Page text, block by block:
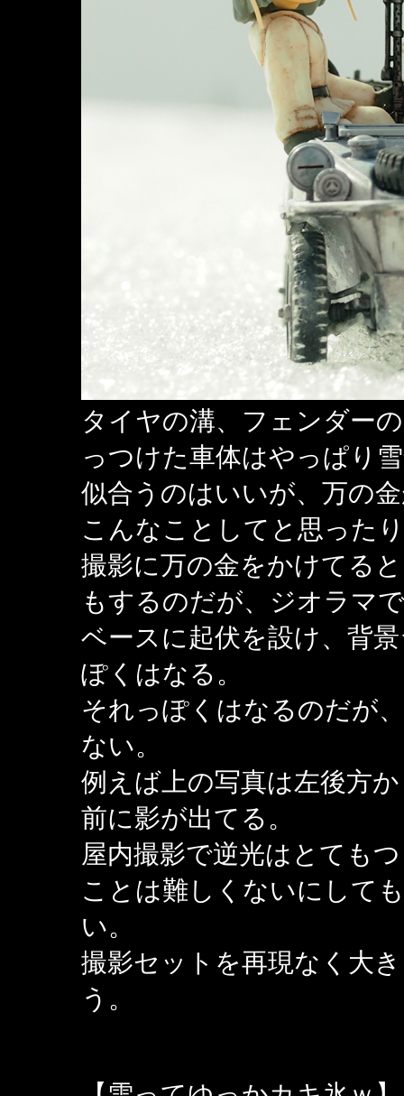
タイヤの溝、フェンダー
っつけた車体はやっぱり
似合うのはいいが、万の
こんなことしてと思った
撮影に万の金をかけてる
もするのだが、ジオラマ
ベースに起伏を設け、背
ぽくはなる。
それっぽくはなるのだが
ない。
例えば上の写真は左後方
前に影が出てる。
屋内撮影で逆光はとても
ことは難しくないにして
い。
撮影セットを再現なく大
う。